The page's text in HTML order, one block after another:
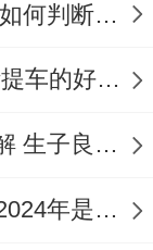
岁煞在北！
，开市、立
寿木...
龙年12月出生宝宝的吉日推荐 如何判断吉日是否适合宝宝
2025年提车吉日解析 如何判断提车的好日子
农历甲辰龙年12月生子吉日详解 生子良辰的影响因素
辛金2024年财官年，辛金命在2024年是财官年还是财印年